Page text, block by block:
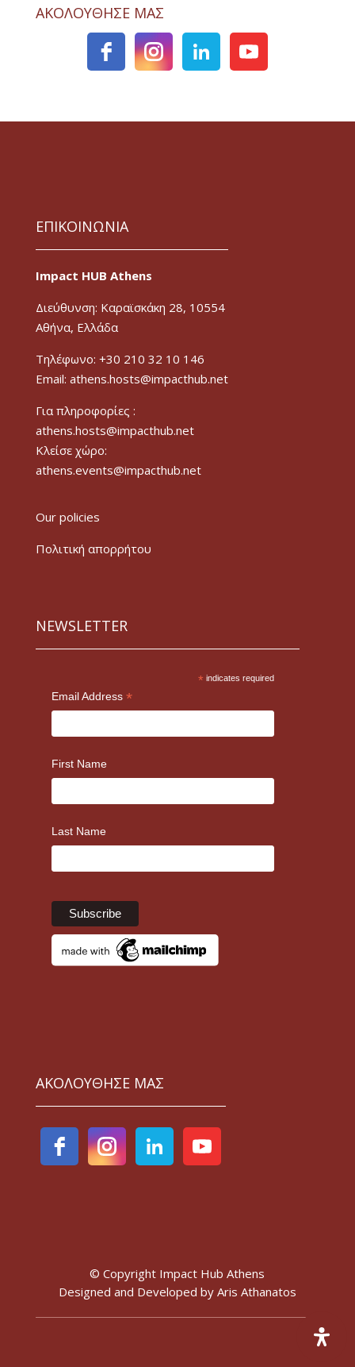
ΑΚΟΛΟΥΘΗΣΕ ΜΑΣ
ΕΠΙΚΟΙΝΩΝΙΑ
Impact HUB Athens
Διεύθυνση: Καραϊσκάκη 28, 10554
Αθήνα, Ελλάδα
Τηλέφωνο: +30 210 32 10 146
Email: athens.hosts@impacthub.net
Για πληροφορίες :
athens.hosts@impacthub.net
Κλείσε χώρο:
athens.events@impacthub.net
Our policies
Πολιτική απορρήτου
NEWSLETTER
* indicates required
Email Address *
First Name
Last Name
ΑΚΟΛΟΥΘΗΣΕ ΜΑΣ
© Copyright Impact Hub Athens
Designed and Developed by Aris Athanatos